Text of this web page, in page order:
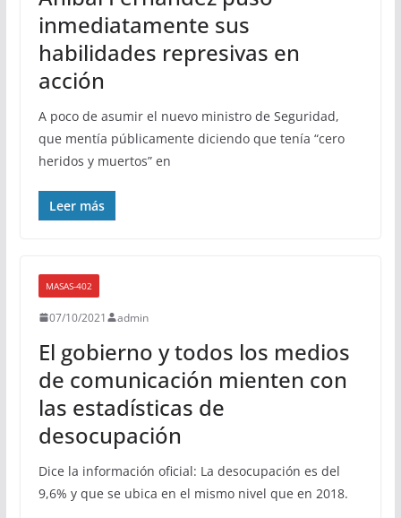
inmediatamente sus
habilidades represivas en
acción
A poco de asumir el nuevo ministro de Seguridad,
que mentía públicamente diciendo que tenía “cero
heridos y muertos” en
Leer más
MASAS-402
07/10/2021 admin
El gobierno y todos los medios
de comunicación mienten con
las estadísticas de
desocupación
Dice la información oficial: La desocupación es del
9,6% y que se ubica en el mismo nivel que en 2018.